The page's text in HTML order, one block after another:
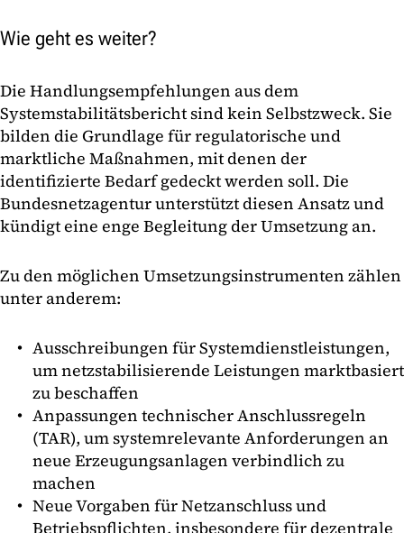
Wie geht es weiter?
Die Handlungsempfehlungen aus dem
Systemstabilitätsbericht sind kein Selbstzweck. Sie
bilden die Grundlage für regulatorische und
marktliche Maßnahmen, mit denen der
identifizierte Bedarf gedeckt werden soll. Die
Bundesnetzagentur unterstützt diesen Ansatz und
kündigt eine enge Begleitung der Umsetzung an.
Zu den möglichen Umsetzungsinstrumenten zählen
unter anderem:
Ausschreibungen für Systemdienstleistungen,
um netzstabilisierende Leistungen marktbasiert
zu beschaffen
Anpassungen technischer Anschlussregeln
(TAR), um systemrelevante Anforderungen an
neue Erzeugungsanlagen verbindlich zu
machen
Neue Vorgaben für Netzanschluss und
Betriebspflichten, insbesondere für dezentrale